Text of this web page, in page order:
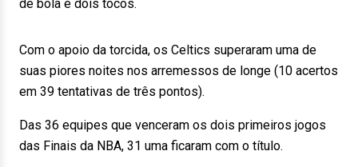
de bola e dois tocos.
Com o apoio da torcida, os Celtics superaram uma de
suas piores noites nos arremessos de longe (10 acertos
em 39 tentativas de três pontos).
Das 36 equipes que venceram os dois primeiros jogos
das Finais da NBA, 31 uma ficaram com o título.